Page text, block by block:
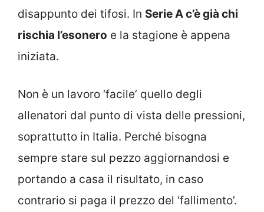
disappunto dei tifosi. In Serie A c’è già chi
rischia l’esonero e la stagione è appena
iniziata.
Non è un lavoro ‘facile’ quello degli
allenatori dal punto di vista delle pressioni,
soprattutto in Italia. Perché bisogna
sempre stare sul pezzo aggiornandosi e
portando a casa il risultato, in caso
contrario si paga il prezzo del ‘fallimento’.